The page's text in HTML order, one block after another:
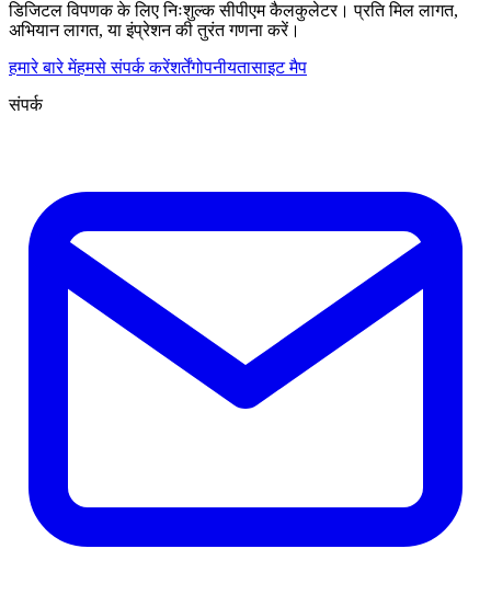
डिजिटल विपणक के लिए निःशुल्क सीपीएम कैलकुलेटर। प्रति मिल लागत,
अभियान लागत, या इंप्रेशन की तुरंत गणना करें।
हमारे बारे मेंहमसे संपर्क करेंशर्तेंगोपनीयतासाइट मैप
संपर्क